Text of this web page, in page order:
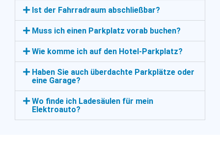
Ist der Fahrradraum abschließbar?
Muss ich einen Parkplatz vorab buchen?
Wie komme ich auf den Hotel-Parkplatz?
Haben Sie auch überdachte Parkplätze oder
eine Garage?
Wo finde ich Ladesäulen für mein
Elektroauto?